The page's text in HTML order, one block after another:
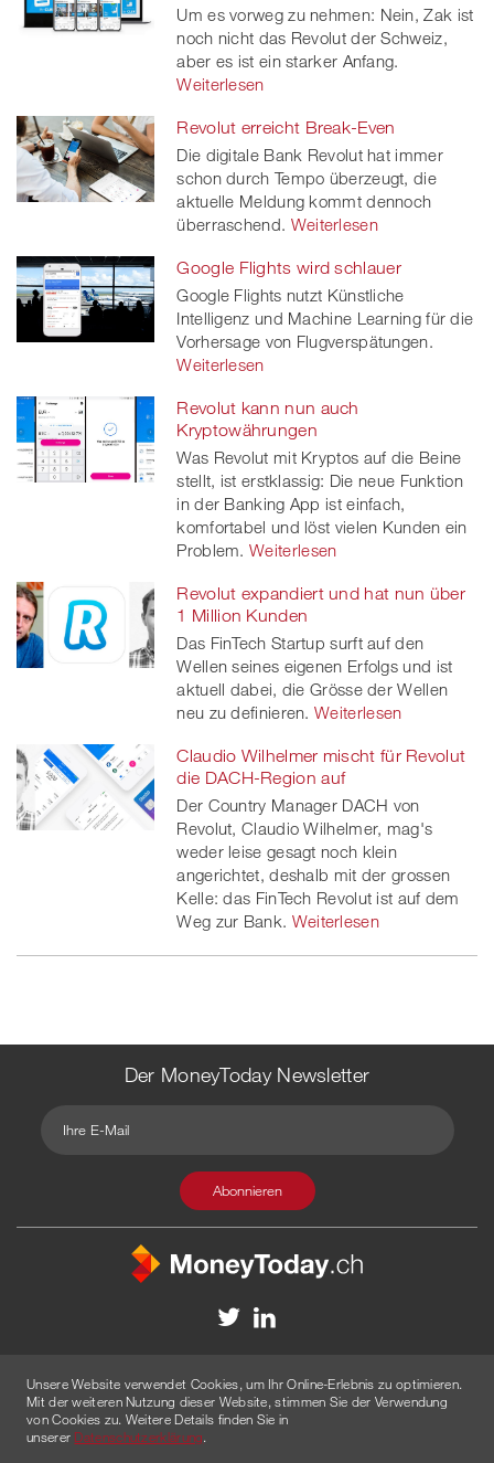
Um es vorweg zu nehmen: Nein, Zak ist
noch nicht das Revolut der Schweiz,
aber es ist ein starker Anfang.
Weiterlesen
Revolut erreicht Break-Even
Die digitale Bank Revolut hat immer
schon durch Tempo überzeugt, die
aktuelle Meldung kommt dennoch
überraschend. Weiterlesen
Google Flights wird schlauer
Google Flights nutzt Künstliche
Intelligenz und Machine Learning für die
Vorhersage von Flugverspätungen.
Weiterlesen
Revolut kann nun auch
Kryptowährungen
Was Revolut mit Kryptos auf die Beine
stellt, ist erstklassig: Die neue Funktion
in der Banking App ist einfach,
komfortabel und löst vielen Kunden ein
Problem. Weiterlesen
Revolut expandiert und hat nun über
1 Million Kunden
Das FinTech Startup surft auf den
Wellen seines eigenen Erfolgs und ist
aktuell dabei, die Grösse der Wellen
neu zu definieren. Weiterlesen
Claudio Wilhelmer mischt für Revolut
die DACH-Region auf
Der Country Manager DACH von
Revolut, Claudio Wilhelmer, mag's
weder leise gesagt noch klein
angerichtet, deshalb mit der grossen
Kelle: das FinTech Revolut ist auf dem
Weg zur Bank. Weiterlesen
Der MoneyToday Newsletter
Disclaimer
Werbung
© 2026 Created byAGENTUR AM WASSER
Unsere Website verwendet Cookies, um Ihr Online-Erlebnis zu optimieren.
Mit der weiteren Nutzung dieser Website, stimmen Sie der Verwendung
von Cookies zu. Weitere Details finden Sie in
unserer Datenschutzerklärung.